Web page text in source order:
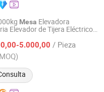
Mesa Elevadora
Elevador de Tijera Eléctrico
Eléctrico
5.000,00 / Pieza
2014